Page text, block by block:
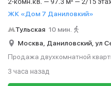
ЖК «Дом 7 Даниловкий»
Тульская 10 мин.
Москва, Даниловский, ул
Продажа двухкомнатной
3 часа назад